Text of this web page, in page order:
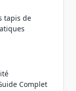
tapis de
Complet